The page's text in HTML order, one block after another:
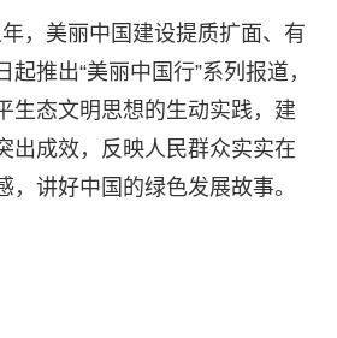
年，美丽中国建设提质扩面、有
推出“美丽中国行”系列报道，
生态文明思想的生动实践，建
出成效，反映人民群众实实在
，讲好中国的绿色发展故事。